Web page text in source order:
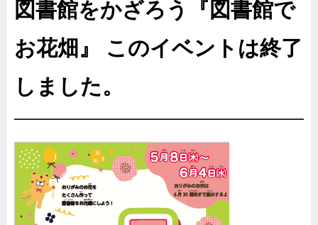
図書館をかざろう『図書館で
お花畑』 このイベントは終了
しました。